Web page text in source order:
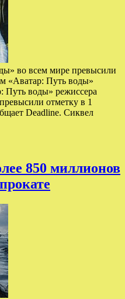
во всем мире превысили
«Аватар: Путь воды»
Путь воды» режиссера
отметку в 1
Deadline. Сиквел
850 миллионов